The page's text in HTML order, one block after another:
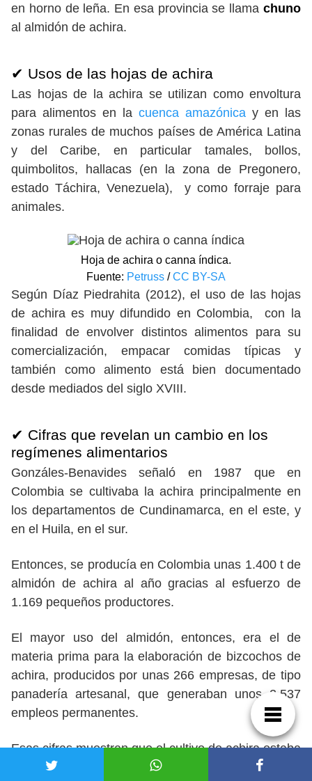
en horno de leña. En esa provincia se llama chuno
al almidón de achira.
✔ Usos de las hojas de achira
Las hojas de la achira se utilizan como envoltura
para alimentos en la cuenca amazónica y en las
zonas rurales de muchos países de América Latina
y del Caribe, en particular tamales, bollos,
quimbolitos, hallacas (en la zona de Pregonero,
estado Táchira, Venezuela), y como forraje para
animales.
Hoja de achira o canna índica.
Fuente: Petruss /CC BY-SA
Según Díaz Piedrahita (2012), el uso de las hojas
de achira es muy difundido en Colombia, con la
finalidad de envolver distintos alimentos para su
comercialización, empacar comidas típicas y
también como alimento está bien documentado
desde mediados del siglo XVIII.
✔ Cifras que revelan un cambio en los
regímenes alimentarios
Gonzáles-Benavides señaló en 1987 que en
Colombia se cultivaba la achira principalmente en
los departamentos de Cundinamarca, en el este, y
en el Huila, en el sur.
Entonces, se producía en Colombia unas 1.400 t de
almidón de achira al año gracias al esfuerzo de
1.169 pequeños productores.
El mayor uso del almidón, entonces, era el de
materia prima para la elaboración de bizcochos de
achira, producidos por unas 266 empresas, de tipo
panadería artesanal, que generaban unos 2.537
empleos permanentes.
Esas cifras muestran que el cultivo de achira estaba
profundamente arraigado en las economías